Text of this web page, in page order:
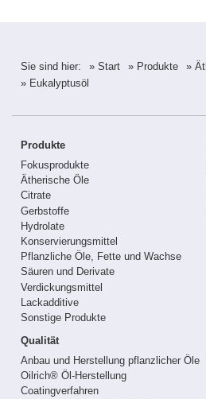
Sie sind hier: » Start » Produkte
»
» Eukalyptusöl
Produkte
Fokusprodukte
Ätherische Öle
Citrate
Gerbstoffe
Hydrolate
Konservierungsmittel
Pflanzliche Öle, Fette und Wachse
Säuren und Derivate
Verdickungsmittel
Lackadditive
Sonstige Produkte
Qualität
Anbau und Herstellung pflanzlicher Öle
Oilrich® Öl-Herstellung
Coatingverfahren